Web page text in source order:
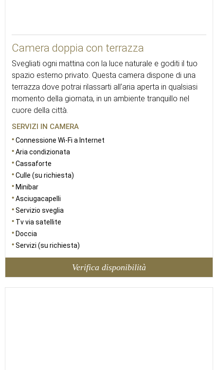
Camera doppia con terrazza
Svegliati ogni mattina con la luce naturale e goditi il tuo
spazio esterno privato. Questa camera dispone di una
terrazza dove potrai rilassarti all’aria aperta in qualsiasi
momento della giornata, in un ambiente tranquillo nel
cuore della città.
SERVIZI IN CAMERA
Connessione Wi-Fi a Internet
Aria condizionata
Cassaforte
Culle (su richiesta)
Minibar
Asciugacapelli
Servizio sveglia
Tv via satellite
Doccia
Servizi (su richiesta)
Verifica disponibilità